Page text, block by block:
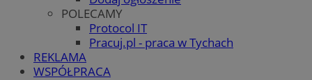
POLECAMY
Protocol IT
Pracuj.pl - praca w Tychach
REKLAMA
WSPÓŁPRACA